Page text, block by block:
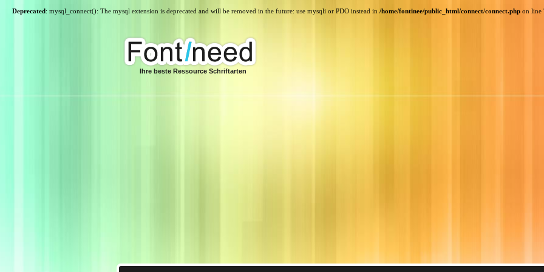
Deprecated: mysql_connect(): The mysql extension is deprecated and will be removed in the future: use mysqli or PDO instead in /home/fontinee/public_html/connect/connect.php on line
Ihre beste Ressource Schriftarten